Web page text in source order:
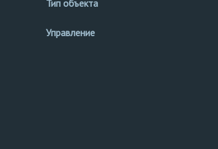
Тип объекта
Управление